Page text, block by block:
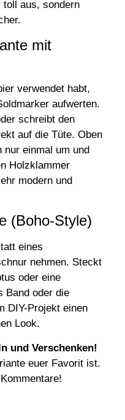
aus, sondern
mit
verwendet habt,
aufwerten.
schreibt den
auf die Tüte. Oben
nur einmal um und
Holzklammer
modern und
(Boho-Style)
eines
nehmen. Steckt
oder eine
Band oder die
DIY-Projekt einen
Look.
und Verschenken!
euer Favorit ist.